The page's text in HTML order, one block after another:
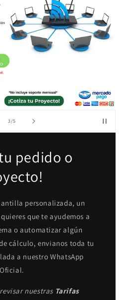
3/de
5
pedido o
personalizada, un
que te ayudemos a
o automatizar algún
cálculo, envianos toda tu
a nuestro WhatsApp
Oficial.
nuestras Tarifas